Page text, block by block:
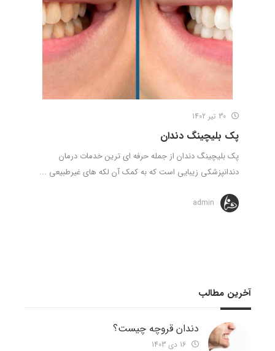
پک بلیچینگ دندان
پک بلیچینگ دندان از جمله حرفه ای ترین خدمات درمان
دندانپزشکی زیبایی است که به کمک آن لکه های غیرطبیعی ...
admin
آخرین مطالب
دندان قروچه چیست؟